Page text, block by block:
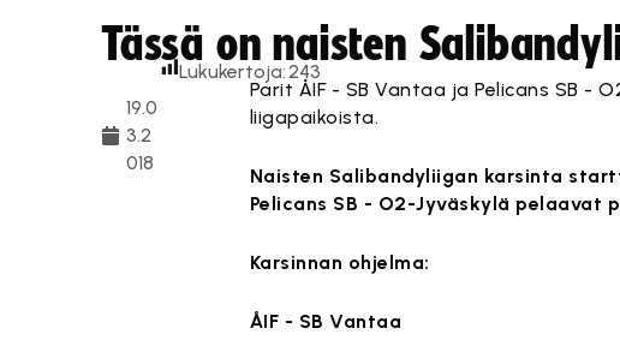
Tässä on naisten
19.0
3.2
018
Lukukertoja:243
Parit ÅIF - SB Vantaa ja Pelicans SB
liigapaikoista.
Naisten Salibandyliigan karsinta
Pelicans SB - O2-Jyväskylä
Karsinnan ohjelma:
ÅIF - SB Vantaa